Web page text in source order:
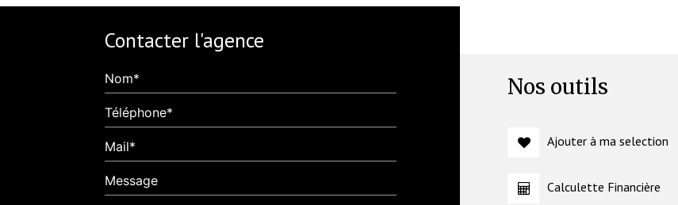
Contacter l'agence
Nom*
Téléphone*
Mail*
Message
Nos outils
Ajouter à ma selection
Calculette Financière